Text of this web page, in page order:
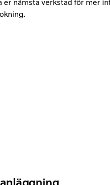
er nämsta verkstad för mer